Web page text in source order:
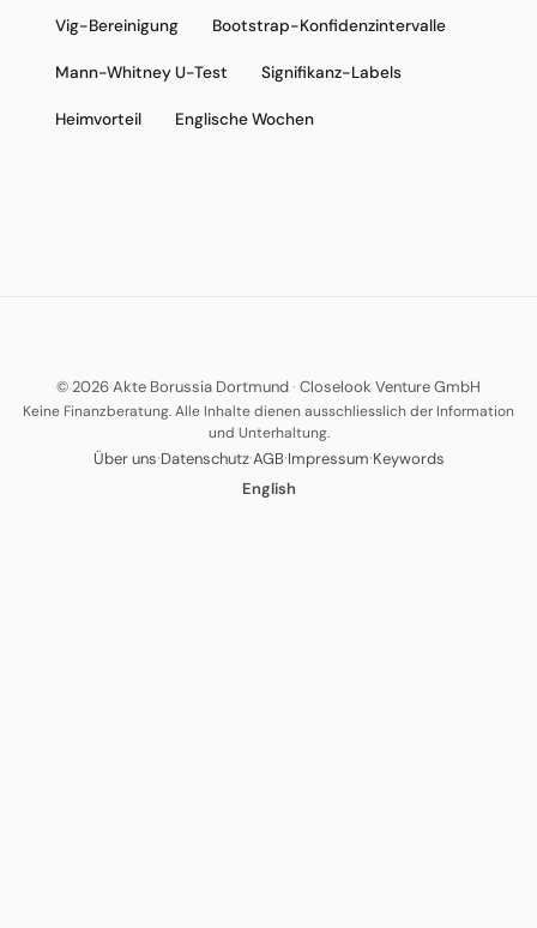
Vig-Bereinigung Bootstrap-Konfidenzintervalle
Mann-Whitney U-Test Signifikanz-Labels
Heimvorteil Englische Wochen
© 2026 Akte Borussia Dortmund· Closelook Venture GmbH
Keine Finanzberatung. Alle Inhalte dienen ausschliesslich der Information
und Unterhaltung.
Über uns·Datenschutz·AGB·Impressum·Keywords
English